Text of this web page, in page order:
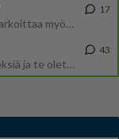
Lomat on monella lomailtu ja arki alkaa. Se voi tarkoittaa myös sitä, että grillailut on grillattu ja palataan arjen ruo
17
Miksi se että mies on seksuaalinen ja haluaa seksiä ja te olette hänen mielestänne haluttava on vastenmielistä? Mikä sii
43